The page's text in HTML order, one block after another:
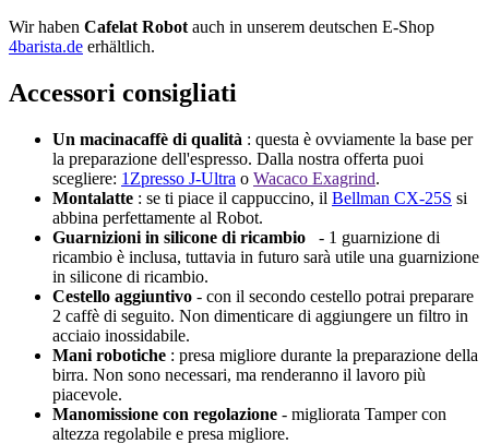
Wir haben Cafelat Robot auch in unserem deutschen E-Shop
4barista.de erhältlich.
Accessori consigliati
Un macinacaffè di qualità : questa è ovviamente la base per
la preparazione dell'espresso. Dalla nostra offerta puoi
scegliere: 1Zpresso J-Ultra o Wacaco Exagrind.
Montalatte : se ti piace il cappuccino, il Bellman CX-25S si
abbina perfettamente al Robot.
Guarnizioni in silicone di ricambio
- 1 guarnizione di
ricambio è inclusa, tuttavia in futuro sarà utile una guarnizione
in silicone di ricambio.
Cestello aggiuntivo - con il secondo cestello potrai preparare
2 caffè di seguito. Non dimenticare di aggiungere un filtro in
acciaio inossidabile.
Mani robotiche : presa migliore durante la preparazione della
birra. Non sono necessari, ma renderanno il lavoro più
piacevole.
Manomissione con regolazione - migliorata Tamper con
altezza regolabile e presa migliore.